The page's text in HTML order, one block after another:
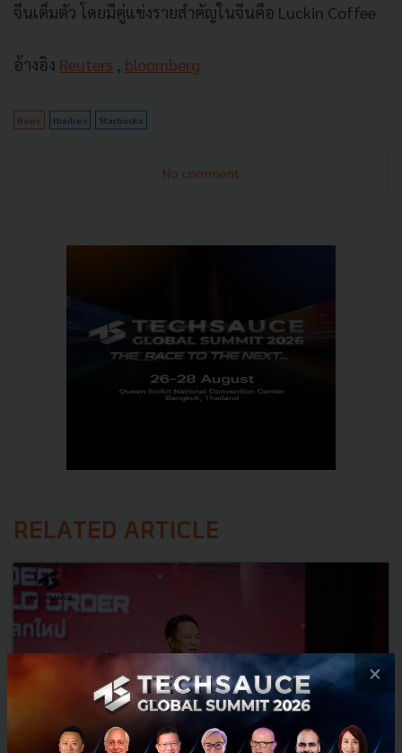
จีนเต็มตัว โดยมีคู่แข่งรายสำคัญในจีนคือ Luckin Coffee
อ้างอิง Reuters bloomberg
News thaibev Starbucks
No comment
RELATED ARTICLE
×